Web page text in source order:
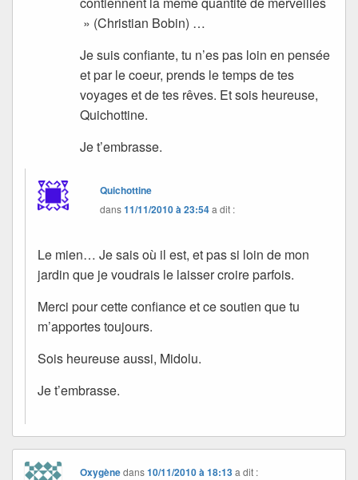
» (Christian Bobin) …
Je suis confiante, tu n’es pas loin en pensée
et par le coeur, prends le temps de tes
voyages et de tes rêves. Et sois heureuse,
Quichottine.
Je t’embrasse.
Quichottine
dans11/11/2010 à 23:54a dit :
Le mien… Je sais où il est, et pas si loin de mon
jardin que je voudrais le laisser croire parfois.
Merci pour cette confiance et ce soutien que tu
m’apportes toujours.
Sois heureuse aussi, Midolu.
Je t’embrasse.
Oxygènedans10/11/2010 à 18:13 a dit :